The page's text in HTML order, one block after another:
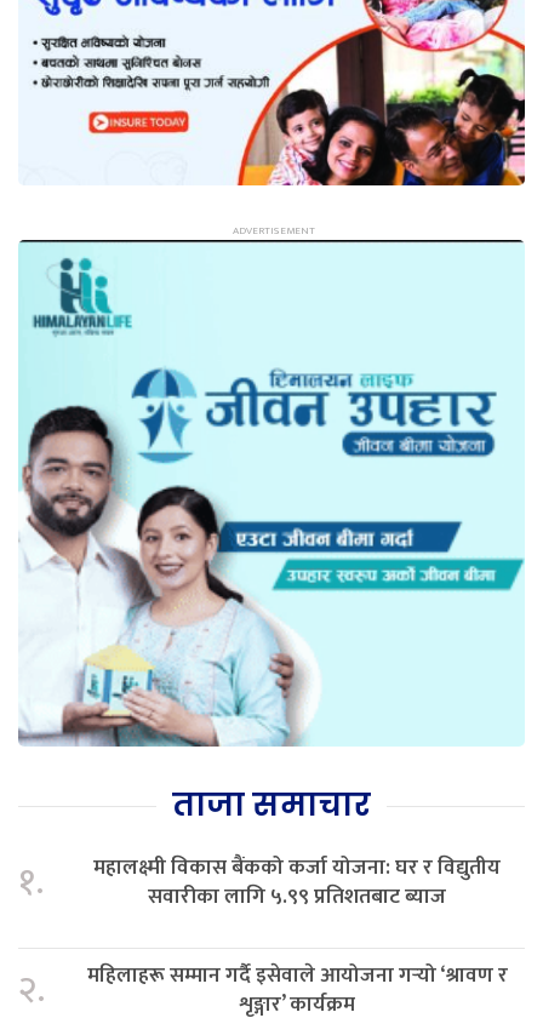
ताजा समाचार
१.
महालक्ष्मी विकास बैंकको कर्जा योजना: घर र विद्युतीय
सवारीका लागि ५.९९ प्रतिशतबाट ब्याज
२.
महिलाहरू सम्मान गर्दै इसेवाले आयोजना गर्‍यो ‘श्रावण र
शृङ्गार’ कार्यक्रम